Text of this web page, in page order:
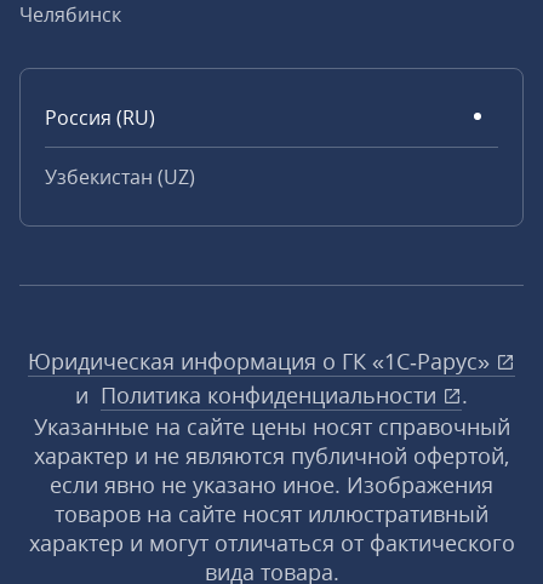
Челябинск
Россия (RU)
Узбекистан (UZ)
Юридическая информация о ГК «1С‑Рарус»
и Политика конфиденциальности
.
Указанные на сайте цены носят справочный
характер и не являются публичной офертой,
если явно не указано иное. Изображения
товаров на сайте носят иллюстративный
характер и могут отличаться от фактического
вида товара.